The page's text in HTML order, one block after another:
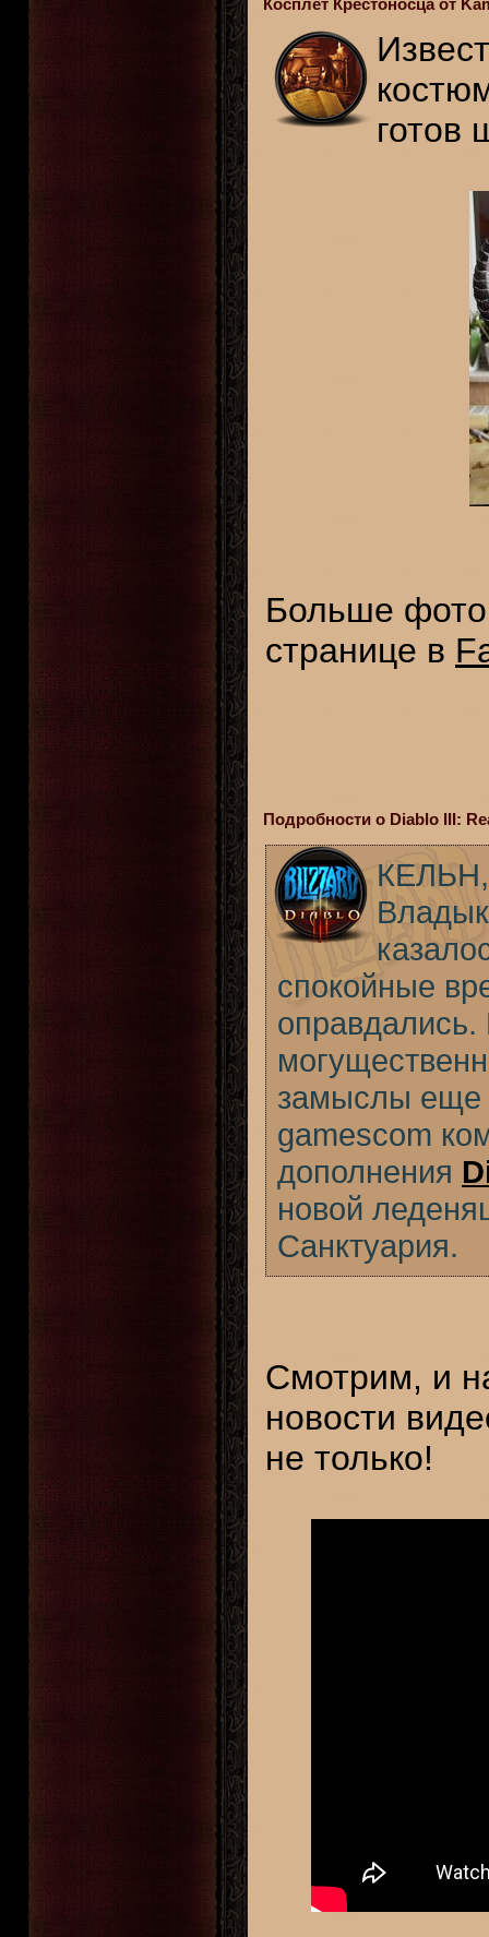
Косплет Крестоносца от
готов
Больше
странице в
Подробности о Diablo III:
КЕЛЬН,
спокойные
замыслы еще
gamescom
дополнения
новой
Санктуария.
Смотрим, и
новости
не только!